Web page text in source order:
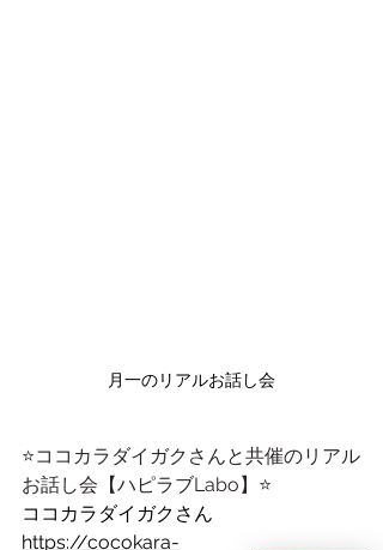
月一のリアルお話し会
⭐️ココカラダイガクさんと共催のリアル
お話し会【ハピラブLabo】⭐️
ココカラダイガクさん
https://cocokara-